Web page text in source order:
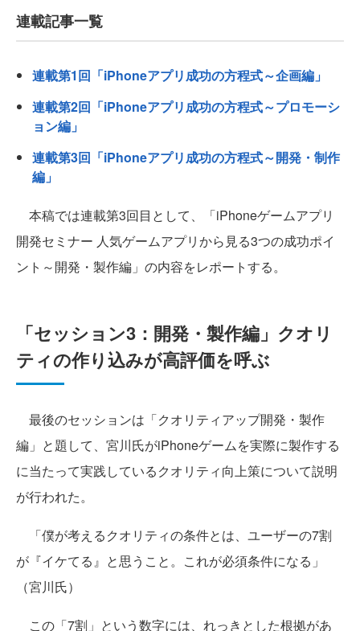
連載記事一覧
連載第1回「iPhoneアプリ成功の方程式～企画編」
連載第2回「iPhoneアプリ成功の方程式～プロモーシ
ョン編」
連載第3回「iPhoneアプリ成功の方程式～開発・制作
編」
本稿では連載第3回目として、「iPhoneゲームアプリ
開発セミナー 人気ゲームアプリから見る3つの成功ポイ
ント～開発・製作編」の内容をレポートする。
「セッション3：開発・製作編」クオリ
ティの作り込みが高評価を呼ぶ
最後のセッションは「クオリティアップ開発・製作
編」と題して、宮川氏がiPhoneゲームを実際に製作する
に当たって実践しているクオリティ向上策について説明
が行われた。
「僕が考えるクオリティの条件とは、ユーザーの7割
が『イケてる』と思うこと。これが必須条件になる」
（宮川氏）
この「7割」という数字には、れっきとした根拠があ